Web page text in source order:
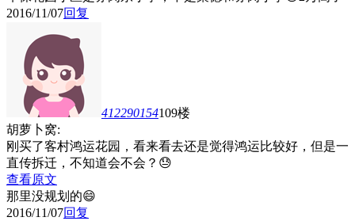
2016/11/07回复
412290154109楼
胡萝卜窝:
刚买了客村鸿运花园，看来看去还是觉得鸿运比较好，但是一
直传拆迁，不知道会不会？😓
查看原文
那里没规划的😄
2016/11/07回复